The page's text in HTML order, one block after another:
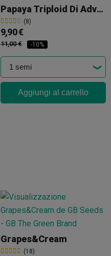
Papaya Triploid Di Advanced Seeds
(8)
9,90 €
11,00 € -10%
Aggiungi al carrello
Grapes&Cream
(18)